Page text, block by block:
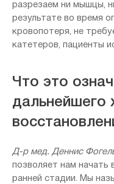
разрезаем ни мышцы,
результате во время
кровопотеря, не
катетеров, пациенты
Что это
дальнейшего
Д-р мед. Деннис
позволяет нам начать
ранней стадии. Мы